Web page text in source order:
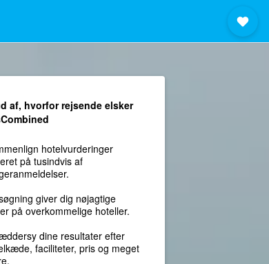
af, hvorfor rejsende elsker
hotelvurderinger
på tusindvis af
giver dig nøjagtige
på overkommelige hoteller.
dine resultater efter
faciliteter, pris og meget